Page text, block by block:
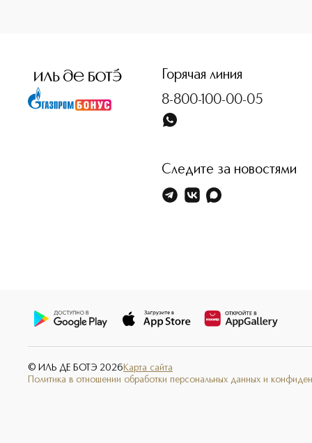
Горячая линия
8-800-100-00-05
Следите за новостями
© ИЛЬ ДЕ БОТЭ 2026 Карта сайта
Политика в отношении обработки персональных данных и